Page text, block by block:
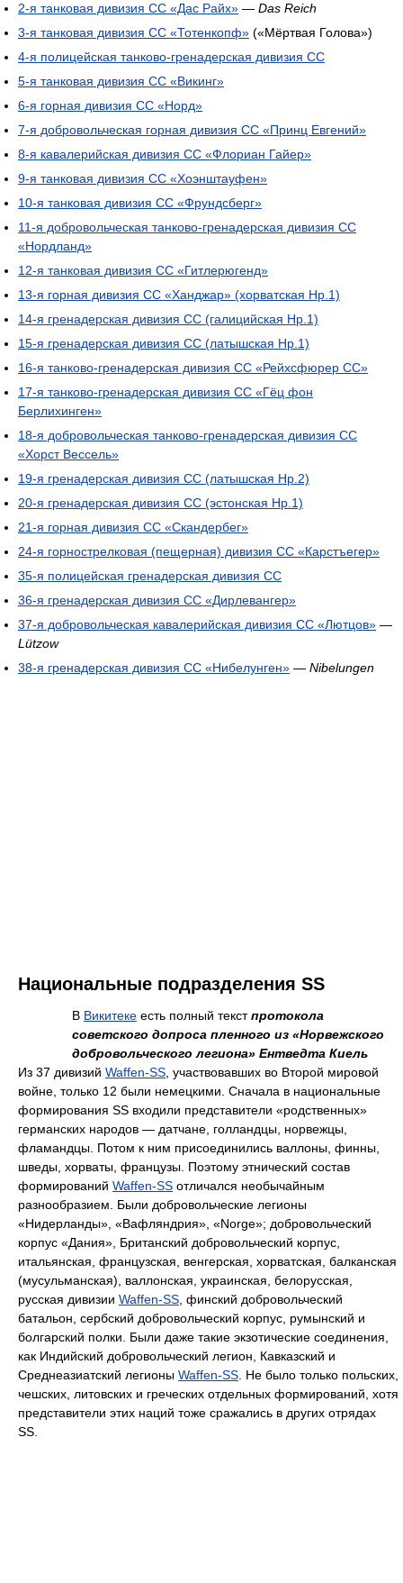
2-я танковая дивизия СС «Дас Райх» — Das Reich
3-я танковая дивизия СС «Тотенкопф» («Мёртвая Голова»)
4-я полицейская танково-гренадерская дивизия СС
5-я танковая дивизия СС «Викинг»
6-я горная дивизия СС «Норд»
7-я добровольческая горная дивизия СС «Принц Евгений»
8-я кавалерийская дивизия СС «Флориан Гайер»
9-я танковая дивизия СС «Хоэнштауфен»
10-я танковая дивизия СС «Фрундсберг»
11-я добровольческая танково-гренадерская дивизия СС
«Нордланд»
12-я танковая дивизия СС «Гитлерюгенд»
13-я горная дивизия СС «Ханджар» (хорватская Нр.1)
14-я гренадерская дивизия СС (галицийская Нр.1)
15-я гренадерская дивизия СС (латышская Нр.1)
16-я танково-гренадерская дивизия СС «Рейхсфюрер СС»
17-я танково-гренадерская дивизия СС «Гёц фон
Берлихинген»
18-я добровольческая танково-гренадерская дивизия СС
«Хорст Вессель»
19-я гренадерская дивизия СС (латышская Нр.2)
20-я гренадерская дивизия СС (эстонская Нр.1)
21-я горная дивизия СС «Скандербег»
24-я горнострелковая (пещерная) дивизия СС «Карстъегер»
35-я полицейская гренадерская дивизия СС
36-я гренадерская дивизия СС «Дирлевангер»
37-я добровольческая кавалерийская дивизия СС «Лютцов» —
Lützow
38-я гренадерская дивизия СС «Нибелунген» — Nibelungen
Национальные подразделения SS
В Викитеке есть полный текстпротокола
советского допроса пленного из «Норвежского
добровольческого легиона» Ентведта Киель
Из 37 дивизий Waffen-SS, участвовавших во Второй мировой
войне, только 12 были немецкими. Сначала в национальные
формирования SS входили представители «родственных»
германских народов — датчане, голландцы, норвежцы,
фламандцы. Потом к ним присоединились валлоны, финны,
шведы, хорваты, французы. Поэтому этнический состав
формирований Waffen-SS отличался необычайным
разнообразием. Были добровольческие легионы
«Нидерланды», «Вафляндрия», «Norge»; добровольческий
корпус «Дания», Британский добровольческий корпус,
итальянская, французская, венгерская, хорватская, балканская
(мусульманская), валлонская, украинская, белорусская,
русская дивизии Waffen-SS, финский добровольческий
батальон, сербский добровольческий корпус, румынский и
болгарский полки. Были даже такие экзотические соединения,
как Индийский добровольческий легион, Кавказский и
Среднеазиатский легионы Waffen-SS. Не было только польских,
чешских, литовских и греческих отдельных формирований, хотя
представители этих наций тоже сражались в других отрядах
SS.